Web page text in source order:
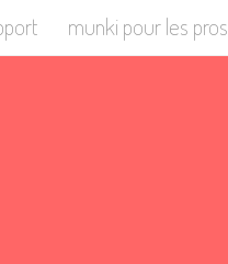
munki pour les pros